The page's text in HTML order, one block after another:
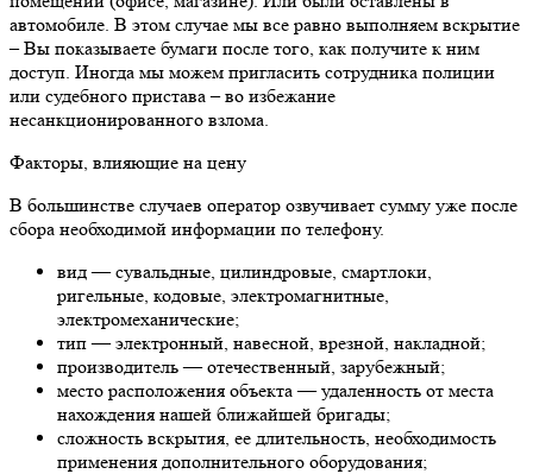
автомобиле. В этом случае мы все равно выполняем вскрытие
– Вы показываете бумаги после того, как получите к ним
доступ. Иногда мы можем пригласить сотрудника полиции
или судебного пристава – во избежание
несанкционированного взлома.
Факторы, влияющие на цену
В большинстве случаев оператор озвучивает сумму уже после
сбора необходимой информации по телефону.
вид — сувальдные, цилиндровые, смартлоки,
ригельные, кодовые, электромагнитные,
электромеханические;
тип — электронный, навесной, врезной, накладной;
производитель — отечественный, зарубежный;
место расположения объекта — удаленность от места
нахождения нашей ближайшей бригады;
сложность вскрытия, ее длительность, необходимость
применения дополнительного оборудования;